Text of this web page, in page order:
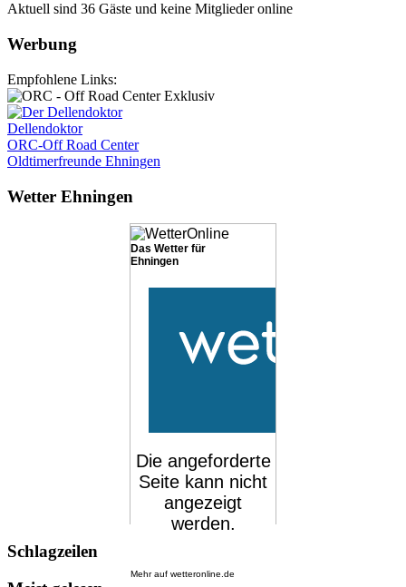
Aktuell sind 36 Gäste und keine Mitglieder online
Werbung
Empfohlene Links:
Dellendoktor
ORC-Off Road Center
Oldtimerfreunde Ehningen
Wetter Ehningen
Das Wetter für
Ehningen
Mehr auf wetteronline.de
Schlagzeilen